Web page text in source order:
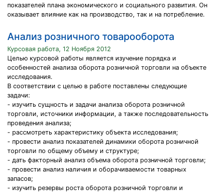
показателей плана экономического и социального развития. Он
оказывает влияние как на производство, так и на потребление.
Анализ розничного товарооборота
Курсовая работа, 12 Ноября 2012
Целью курсовой работы является изучение порядка и
особенностей анализа оборота розничной торговли на объекте
исследования.
В соответствии с целью в работе поставлены следующие
задачи:
- изучить сущность и задачи анализа оборота розничной
торговли, источники информации, а также последовательность
проведения анализа;
- рассмотреть характеристику объекта исследования;
- провести анализ показателей динамики оборота розничной
торговли по общему объему и структуре;
- дать факторный анализ объема оборота розничной торговли;
- провести анализ наличия и оборачиваемости товарных
запасов;
- изучить резервы роста оборота розничной торговли и